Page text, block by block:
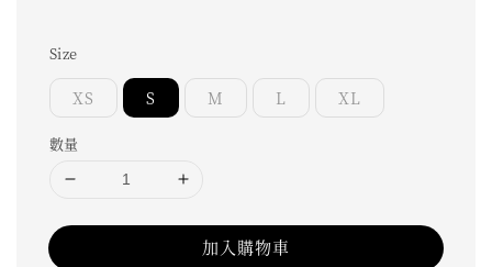
Size
XS S M L XL
數量
加入購物車